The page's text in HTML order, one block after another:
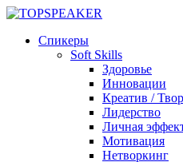
Спикеры
Soft Skills
Здоровье
Инновации
Креатив /
Лидерство
Личная
Мотивация
Нетворкинг